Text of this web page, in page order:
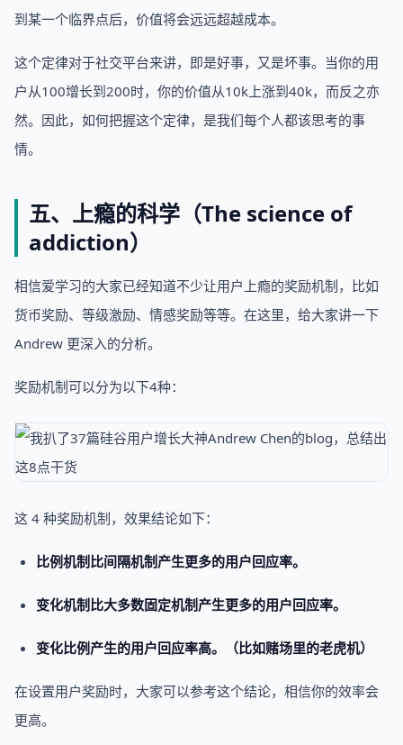
到某一个临界点后，价值将会远远超越成本。
这个定律对于社交平台来讲，即是好事，又是坏事。当你的用
户从100增长到200时，你的价值从10k上涨到40k，而反之亦
然。因此，如何把握这个定律，是我们每个人都该思考的事
情。
五、上瘾的科学（The science of
addiction）
相信爱学习的大家已经知道不少让用户上瘾的奖励机制，比如
货币奖励、等级激励、情感奖励等等。在这里，给大家讲一下
Andrew 更深入的分析。
奖励机制可以分为以下4种：
这 4 种奖励机制，效果结论如下：
比例机制比间隔机制产生更多的用户回应率。
变化机制比大多数固定机制产生更多的用户回应率。
变化比例产生的用户回应率高。（比如赌场里的老虎机）
在设置用户奖励时，大家可以参考这个结论，相信你的效率会
更高。